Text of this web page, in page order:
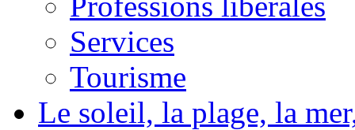
Services
Tourisme
Le soleil, la plage, la